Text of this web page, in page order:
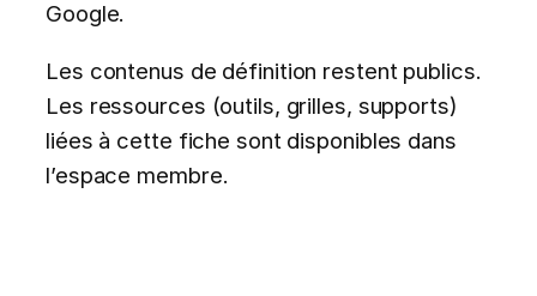
Google.
Les contenus de définition restent publics.
Les ressources (outils, grilles, supports)
liées à cette fiche sont disponibles dans
l’espace membre.